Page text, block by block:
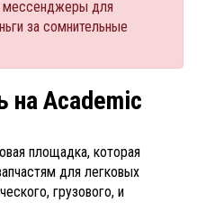
мессенджеры для
за сомнительные
на Academic
площадка, которая
для легковых
грузового, и